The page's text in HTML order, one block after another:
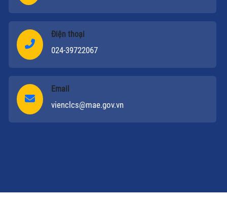
Điện thoại
024-39722067
Email
vienclcs@mae.gov.vn